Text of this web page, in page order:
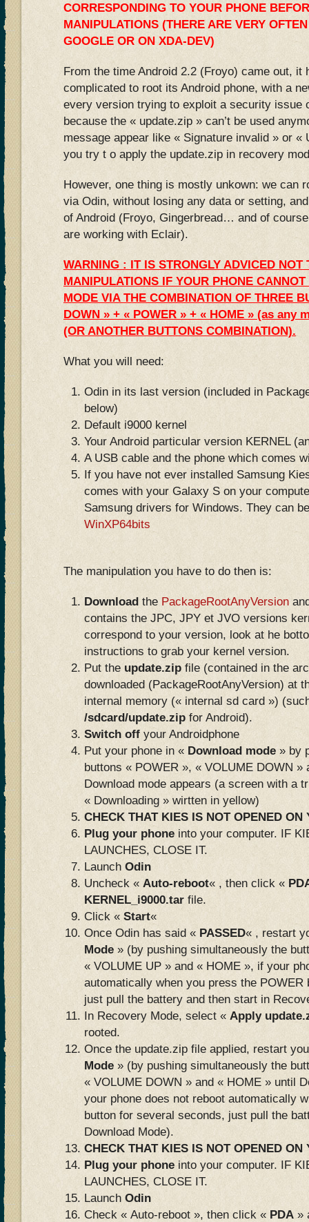
CORRESPONDING TO YOUR PHONE
MANIPULATIONS (THERE ARE VERY
GOOGLE OR ON XDA-DEV)
From the time Android 2.2 (Froyo) came out, it
complicated to root its Android phone, with a
every version trying to exploit a security issue
because the « update.zip » can’t be used
message appear like « Signature invalid » or «
you try t o apply the update.zip in recovery
However, one thing is mostly unkown: we can
via Odin, without losing any data or setting,
of Android (Froyo, Gingerbread… and of
are working with Eclair).
WARNING : IT IS STRONGLY ADVICED NOT
MANIPULATIONS IF YOUR PHONE
MODE VIA THE COMBINATION OF THREE
DOWN » + « POWER » + « HOME » (as any
(OR ANOTHER BUTTONS COMBINATION).
What you will need:
Odin in its last version (included in
below)
Default i9000 kernel
Your Android particular version KERNEL
A USB cable and the phone which comes
If you have not ever installed Samsung
comes with your Galaxy S on your
Samsung drivers for Windows. They can
WinXP64bits
The manipulation you have to do then is:
Download the PackageRootAnyVersion
contains the JPC, JPY et JVO versions
correspond to your version, look at he
instructions to grab your kernel version.
Put the update.zip file (contained in the
downloaded (PackageRootAnyVersion) at
internal memory (« internal sd card »)
/sdcard/update.zip for Android).
Switch off your Androidphone
Put your phone in « Download mode » by
buttons « POWER », « VOLUME DOWN »
Download mode appears (a screen with a
« Downloading » wirtten in yellow)
CHECK THAT KIES IS NOT OPENED ON
Plug your phone into your computer. IF
LAUNCHES, CLOSE IT.
Launch Odin
Uncheck « Auto-reboot« , then click «
KERNEL_i9000.tar file.
Click « Start«
Once Odin has said « PASSED« , restart
Mode » (by pushing simultaneously the
« VOLUME UP » and « HOME », if your
automatically when you press the
just pull the battery and then start in
In Recovery Mode, select « Apply
rooted.
Once the update.zip file applied, restart
Mode » (by pushing simultaneously the
« VOLUME DOWN » and « HOME » until
your phone does not reboot automatically
button for several seconds, just pull the
Download Mode).
CHECK THAT KIES IS NOT OPENED ON
Plug your phone into your computer. IF
LAUNCHES, CLOSE IT.
Launch Odin
Check « Auto-reboot », then click « PDA»